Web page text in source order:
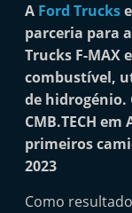
A Ford Trucks
parceria para
Trucks F-MAX
combustível,
de hidrogénio.
CMB.TECH
primeiros
2023
Como